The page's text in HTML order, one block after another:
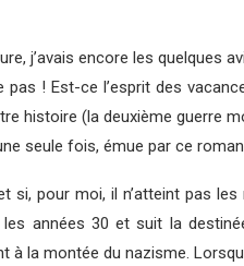
j’avais encore les quelques
pas ! Est-ce l’esprit des
histoire (la deuxième guerre
seule fois, émue par ce
si, pour moi, il n’atteint pas
années 30 et suit la
à la montée du nazisme.